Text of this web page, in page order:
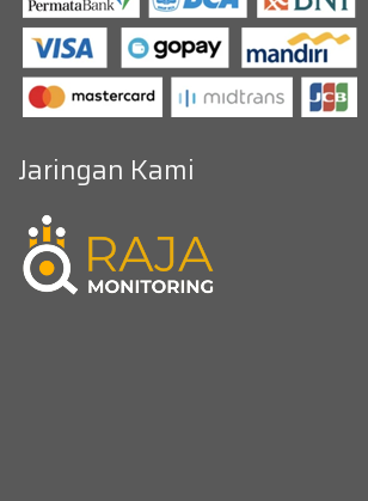
Jaringan Kami